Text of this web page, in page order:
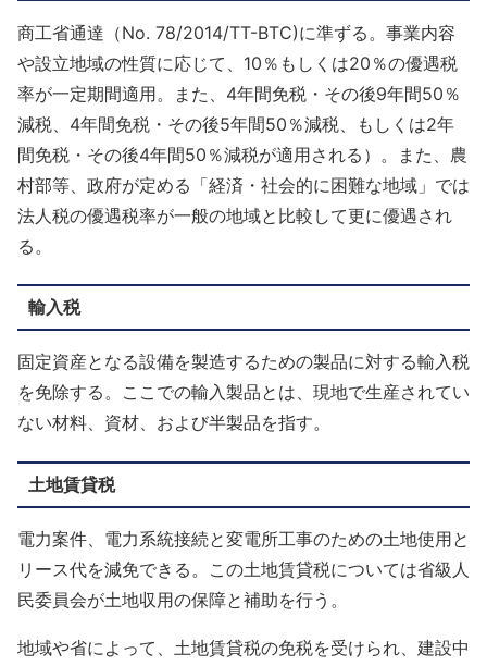
商工省通達（No. 78/2014/TT-BTC)に準ずる。事業内容
や設立地域の性質に応じて、10％もしくは20％の優遇税
率が一定期間適用。また、4年間免税・その後9年間50％
減税、4年間免税・その後5年間50％減税、もしくは2年
間免税・その後4年間50％減税が適用される）。また、農
村部等、政府が定める「経済・社会的に困難な地域」では
法人税の優遇税率が一般の地域と比較して更に優遇され
る。
輸入税
固定資産となる設備を製造するための製品に対する輸入税
を免除する。ここでの輸入製品とは、現地で生産されてい
ない材料、資材、および半製品を指す。
土地賃貸税
電力案件、電力系統接続と変電所工事のための土地使用と
リース代を減免できる。この土地賃貸税については省級人
民委員会が土地収用の保障と補助を行う。
地域や省によって、土地賃貸税の免税を受けられ、建設中